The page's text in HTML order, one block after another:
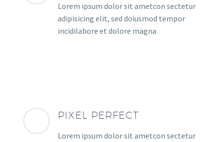
Lorem ipsum dolor sit ametcon sectetur
adipisicing elit, sed doiusmod tempor
incidilabore et dolore magna
PIXEL PERFECT
Lorem ipsum dolor sit ametcon sectetur